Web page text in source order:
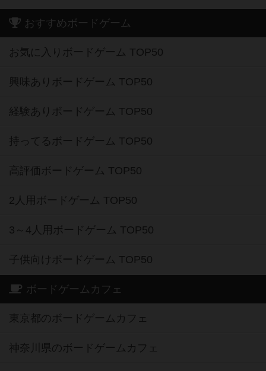
おすすめボードゲーム
お気に入りボードゲーム TOP50
興味ありボードゲーム TOP50
経験ありボードゲーム TOP50
持ってるボードゲーム TOP50
高評価ボードゲーム TOP50
2人用ボードゲーム TOP50
3～4人用ボードゲーム TOP50
子供向けボードゲーム TOP50
ボードゲームカフェ
東京都のボードゲームカフェ
神奈川県のボードゲームカフェ